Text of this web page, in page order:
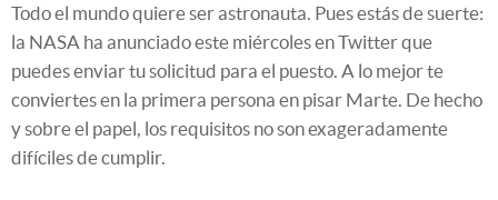
Todo el mundo quiere ser astronauta. Pues estás de suerte:
la NASA ha anunciado este miércoles en Twitter que
puedes enviar tu solicitud para el puesto. A lo mejor te
conviertes en la primera persona en pisar Marte. De hecho
y sobre el papel, los requisitos no son exageradamente
difíciles de cumplir.